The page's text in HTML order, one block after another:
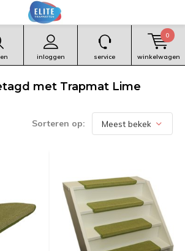
inloggen service winkelwagen
0
met Trapmat Lime
Sorteren op: